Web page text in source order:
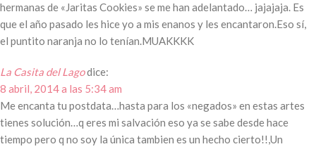
hermanas de «Jaritas Cookies» se me han adelantado… jajajaja. Es
que el año pasado les hice yo a mis enanos y les encantaron.Eso sí,
el puntito naranja no lo tenían.MUAKKKK
La Casita del Lagodice:
8 abril, 2014 a las 5:34 am
Me encanta tu postdata…hasta para los «negados» en estas artes
tienes solución…q eres mi salvación eso ya se sabe desde hace
tiempo pero q no soy la única tambien es un hecho cierto!!,Un